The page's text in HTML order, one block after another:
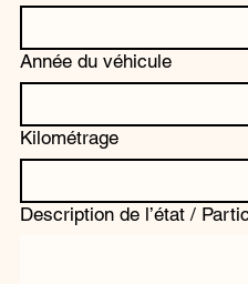
Année du véhicule
Kilométrage
Description de l’état /